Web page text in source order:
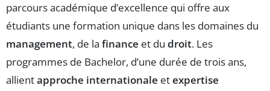
parcours académique d’excellence qui offre aux
étudiants une formation unique dans les domaines du
management, de la finance et du droit. Les
programmes de Bachelor, d’une durée de trois ans,
allientapproche internationale etexpertise